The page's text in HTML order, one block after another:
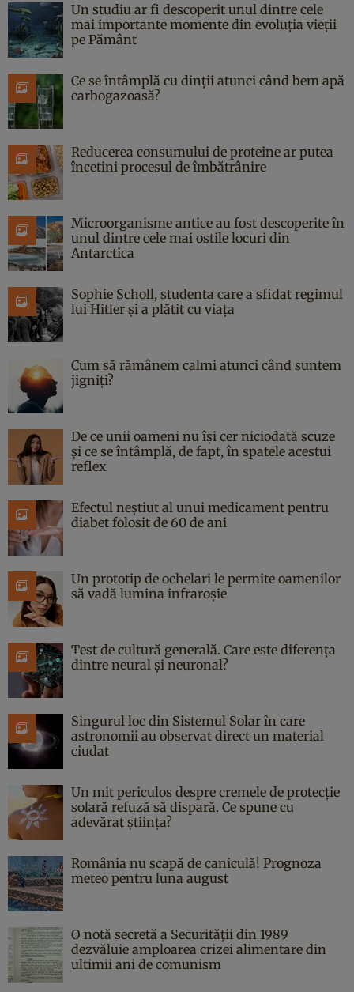
Un studiu ar fi descoperit unul dintre cele
mai importante momente din evoluția vieții
pe Pământ
Ce se întâmplă cu dinții atunci când bem apă
carbogazoasă?
Reducerea consumului de proteine ar putea
încetini procesul de îmbătrânire
Microorganisme antice au fost descoperite în
unul dintre cele mai ostile locuri din
Antarctica
Sophie Scholl, studenta care a sfidat regimul
lui Hitler și a plătit cu viața
Cum să rămânem calmi atunci când suntem
jigniți?
De ce unii oameni nu își cer niciodată scuze
și ce se întâmplă, de fapt, în spatele acestui
reflex
Efectul neștiut al unui medicament pentru
diabet folosit de 60 de ani
Un prototip de ochelari le permite oamenilor
să vadă lumina infraroșie
Test de cultură generală. Care este diferența
dintre neural și neuronal?
Singurul loc din Sistemul Solar în care
astronomii au observat direct un material
ciudat
Un mit periculos despre cremele de protecție
solară refuză să dispară. Ce spune cu
adevărat știința?
România nu scapă de caniculă! Prognoza
meteo pentru luna august
O notă secretă a Securității din 1989
dezvăluie amploarea crizei alimentare din
ultimii ani de comunism